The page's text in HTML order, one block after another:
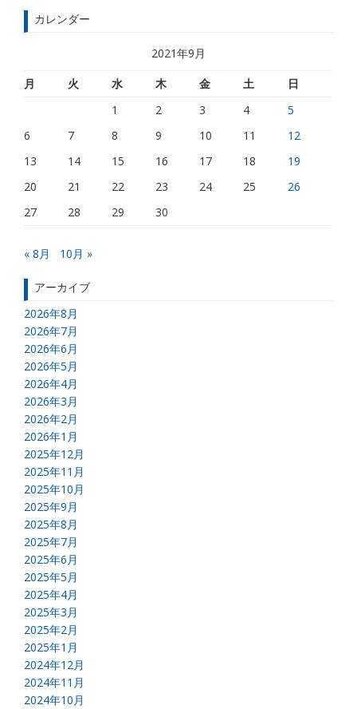
カレンダー
2021年9月
月
火 水 木 金 土
日
1
2 3 4
5
6
7 8 9 10 11
12
13
14 15 16 17 18
19
20
21 22 23 24 25
26
27
28 29 30
« 8月 10月 »
アーカイブ
2026年8月
2026年7月
2026年6月
2026年5月
2026年4月
2026年3月
2026年2月
2026年1月
2025年12月
2025年11月
2025年10月
2025年9月
2025年8月
2025年7月
2025年6月
2025年5月
2025年4月
2025年3月
2025年2月
2025年1月
2024年12月
2024年11月
2024年10月